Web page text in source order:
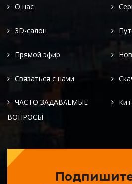
О нас
3D-салон
Прямой эфир
Связаться с нами
ЧАСТО ЗАДАВАЕМЫЕ
ВОПРОСЫ